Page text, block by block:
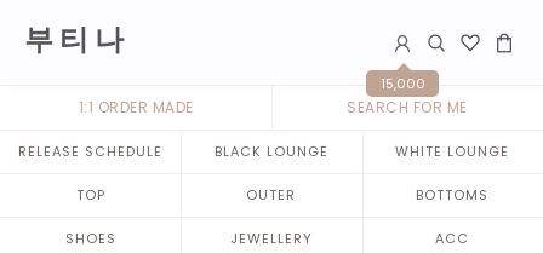
부 티 나
15,000
1:1 ORDER MADE SEARCH FOR ME
RELEASE SCHEDULE BLACK LOUNGE WHITE LOUNGE
TOP OUTER BOTTOMS
SHOES JEWELLERY ACC